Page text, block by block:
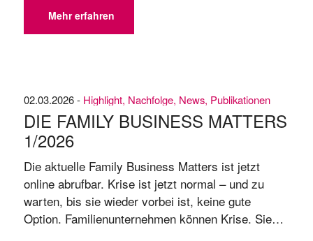
Verantwortung, Erwartung, Konflikten und dem
bewussten Schritt in den Generationenwechsel.
Mehr erfahren
02.03.2026 - Highlight, Nachfolge, News, Publikationen
DIE FAMILY BUSINESS MATTERS
1/​2026
Die aktuelle Family Business Matters ist jetzt
online abrufbar. Krise ist jetzt normal – und zu
warten, bis sie wieder vorbei ist, keine gute
Option. Familienunternehmen können Krise. Sie